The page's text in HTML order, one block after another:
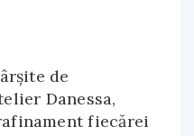
de
Danessa,
fiecărei